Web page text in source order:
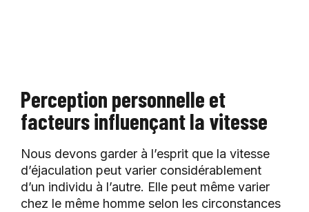
Perception personnelle et
facteurs influençant la vitesse
Nous devons garder à l’esprit que la vitesse
d’éjaculation peut varier considérablement
d’un individu à l’autre. Elle peut même varier
chez le même homme selon les circonstances